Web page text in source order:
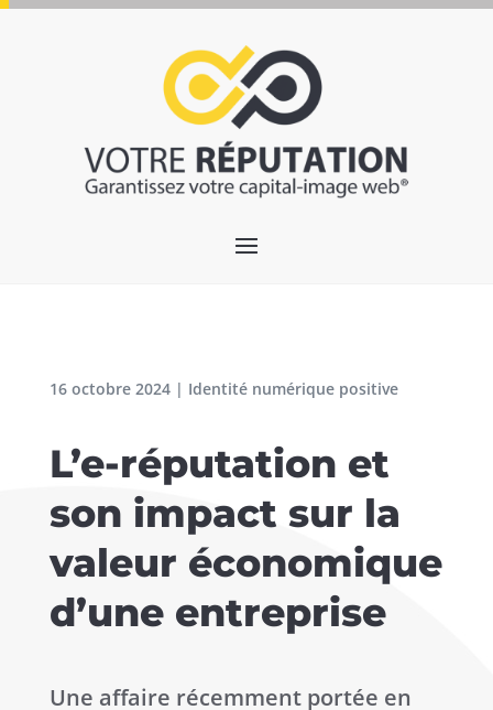
16 octobre 2024| Identité numérique positive
L’e-réputation et
son impact sur la
valeur économique
d’une entreprise
Une affaire récemment portée en